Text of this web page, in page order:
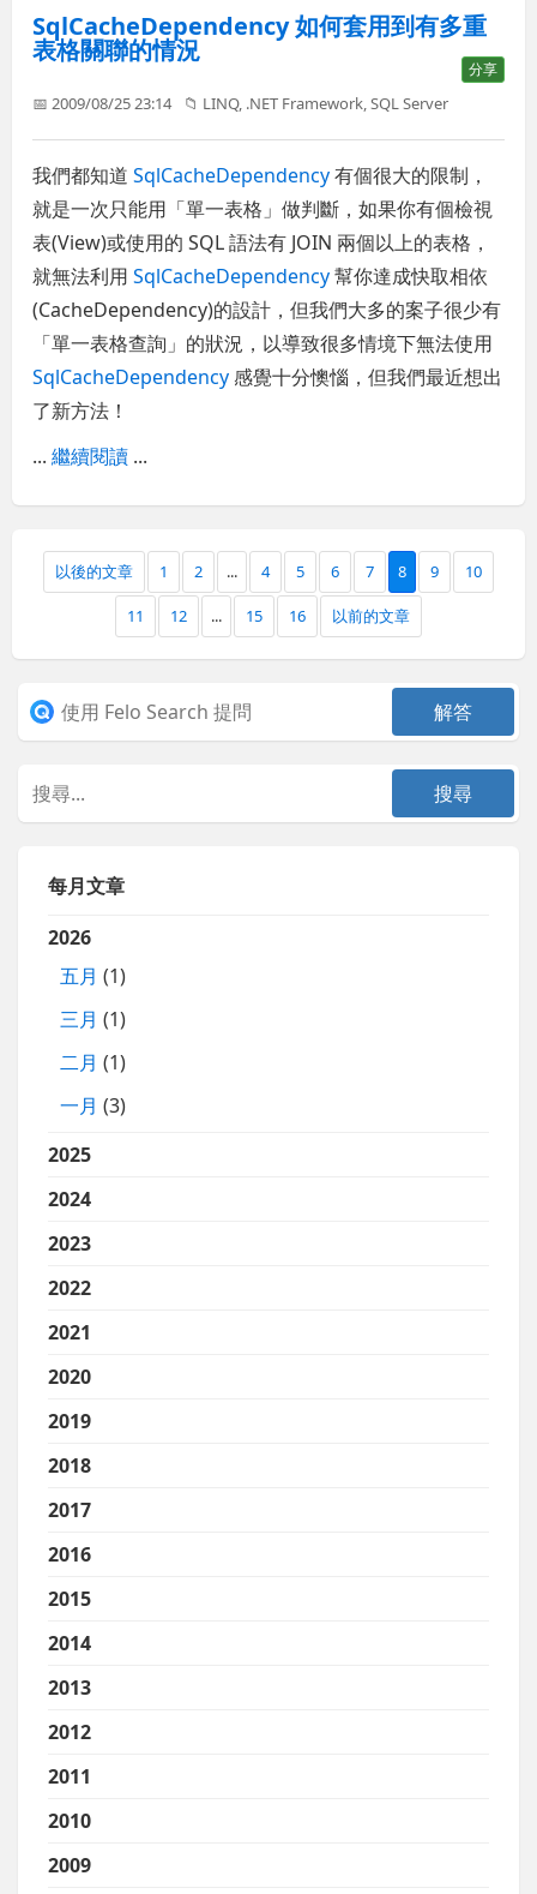
SqlCacheDependency 如何套用到有多重
表格關聯的情況
分享
📅 2009/08/25 23:14 📁 LINQ, .NET Framework,SQL Server
我們都知道SqlCacheDependency有個很大的限制，
就是一次只能用「單一表格」做判斷，如果你有個檢視
表(View)或使用的 SQL 語法有 JOIN 兩個以上的表格，
就無法利用SqlCacheDependency幫你達成快取相依
(CacheDependency)的設計，但我們大多的案子很少有
「單一表格查詢」的狀況，以導致很多情境下無法使用
SqlCacheDependency感覺十分懊惱，但我們最近想出
了新方法！
...繼續閱讀 ...
以後的文章 1 2 ... 4 5 6 7 8 9 10
11 12 ... 15 16 以前的文章
每月文章
2026
五月 (1)
三月 (1)
二月 (1)
一月 (3)
2025
2024
2023
2022
2021
2020
2019
2018
2017
2016
2015
2014
2013
2012
2011
2010
2009